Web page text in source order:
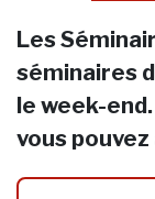
Les
séminaires
le week-
vous